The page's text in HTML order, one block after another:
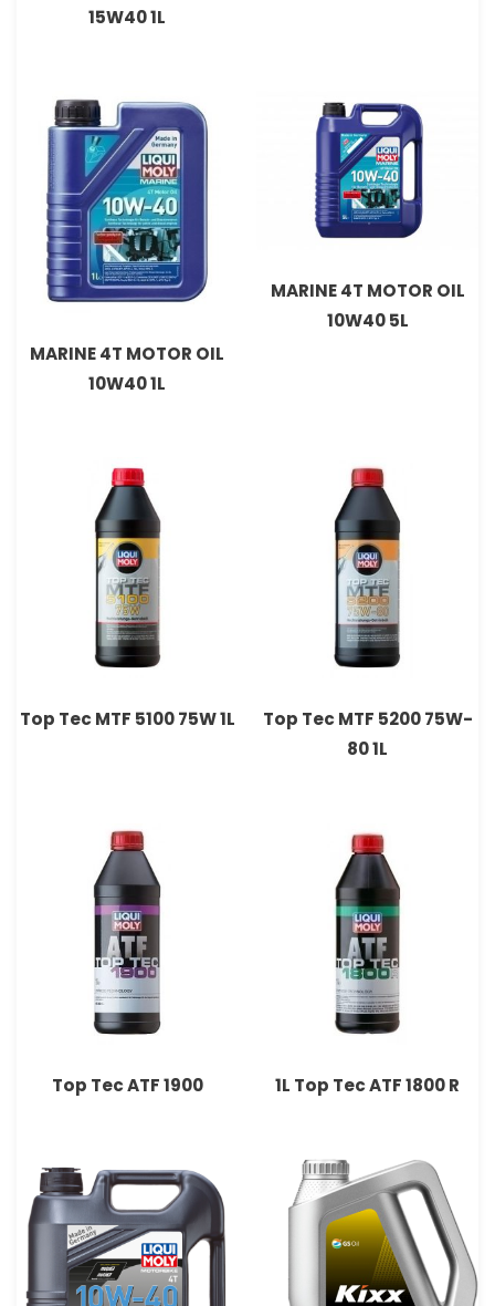
15W40 1L
MARINE 4T MOTOR OIL
10W40 5L
MARINE 4T MOTOR OIL
10W40 1L
Top Tec MTF 5200 75W-
80 1L
Top Tec MTF 5100 75W 1L
Top Tec ATF 1800 R ‏1L
Top Tec ATF 1900